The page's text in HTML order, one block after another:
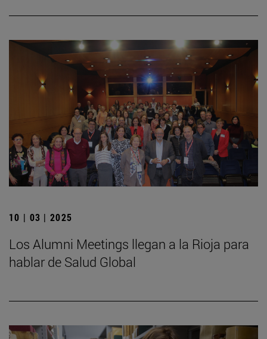
10 | 03 | 2025
Los Alumni Meetings llegan a la Rioja para
hablar de Salud Global